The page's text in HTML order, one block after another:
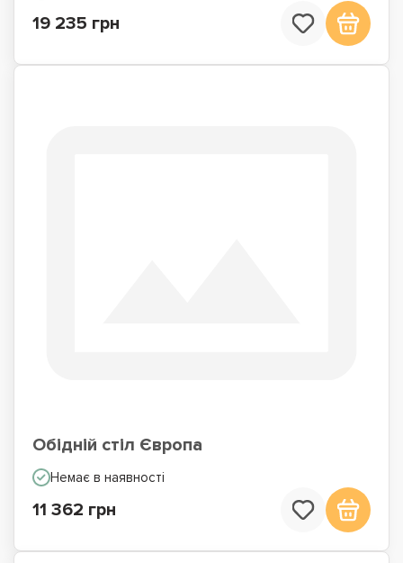
19 235 грн
Обідній стіл Європа
Немає в наявності
11 362 грн